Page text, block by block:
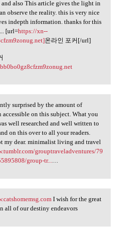
and also This article gives the light in
observe the reality. this is very nice
indepth information. thanks for this
[url=https://xn--
온라인 포커[/url]
surprised by
surprised by the amount of
on this subject. What you
well researched and well written to
on this over to all your readers.
my dear. minimalist living and travel
grouptraveladventures/79
group-tr...…
I
I wish for the great
all of our destiny endeavors